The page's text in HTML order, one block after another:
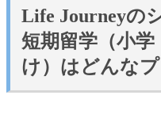
Life Journeyの
短期留学（小学
け） はどんな